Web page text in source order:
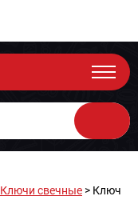
Ключи свечные > Ключ